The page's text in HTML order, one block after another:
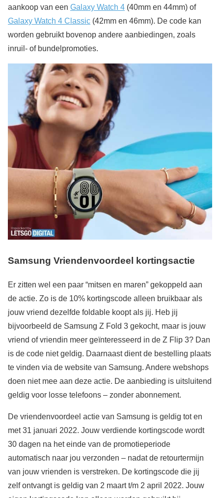
aankoop van een Galaxy Watch 4 (40mm en 44mm) of
Galaxy Watch 4 Classic (42mm en 46mm). De code kan
worden gebruikt bovenop andere aanbiedingen, zoals
inruil- of bundelpromoties.
Samsung Vriendenvoordeel kortingsactie
Er zitten wel een paar “mitsen en maren” gekoppeld aan
de actie. Zo is de 10% kortingscode alleen bruikbaar als
jouw vriend dezelfde foldable koopt als jij. Heb jij
bijvoorbeeld de Samsung Z Fold 3 gekocht, maar is jouw
vriend of vriendin meer geïnteresseerd in de Z Flip 3? Dan
is de code niet geldig. Daarnaast dient de bestelling plaats
te vinden via de website van Samsung. Andere webshops
doen niet mee aan deze actie. De aanbieding is uitsluitend
geldig voor losse telefoons – zonder abonnement.
De vriendenvoordeel actie van Samsung is geldig tot en
met 31 januari 2022. Jouw verdiende kortingscode wordt
30 dagen na het einde van de promotieperiode
automatisch naar jou verzonden – nadat de retourtermijn
van jouw vrienden is verstreken. De kortingscode die jij
zelf ontvangt is geldig van 2 maart t/m 2 april 2022. Jouw